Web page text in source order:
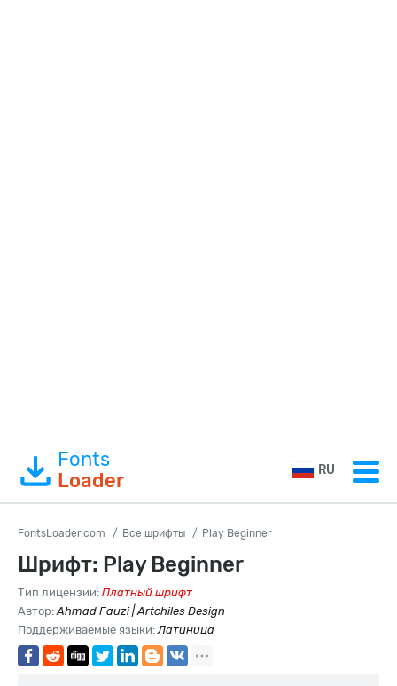
Fonts
Loader
RU
FontsLoader.com Все шрифты Play Beginner
Шрифт: Play Beginner
Тип лицензии: Платный шрифт
Автор:Ahmad Fauzi | Artchiles Design
Поддерживаемые языки:Латиница